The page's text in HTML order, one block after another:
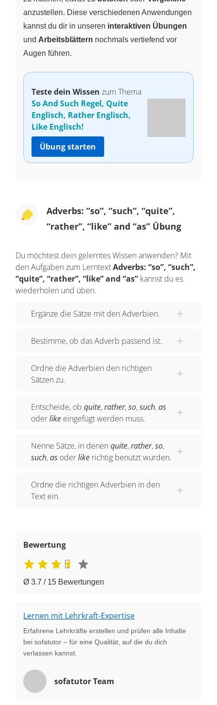
anzustellen. Diese verschiedenen Anwendungen
kannst du dir in unseren interaktiven Übungen
und Arbeitsblättern nochmals vertiefend vor
Augen führen.
Teste dein Wissen zum Thema
So And Such Regel, Quite
Englisch, Rather Englisch,
Like Englisch!
Übung starten
Adverbs: “so”, “such”, “quite”,
“rather”, “like” and “as” Übung
Du möchtest dein gelerntes Wissen anwenden? Mit
den Aufgaben zum LerntextAdverbs: “so”, “such”,
“quite”, “rather”, “like” and “as” kannst du es
wiederholen und üben.
Ergänze die Sätze mit den Adverbien.
Bestimme, ob das Adverb passend ist.
Ordne die Adverbien den richtigen
Sätzen zu.
Entscheide, ob quite,rather,so,such,as
oderlike eingefügt werden muss.
Nenne Sätze, in denen quite,rather,so,
such,as oderlike richtig benutzt wurden.
Ordne die richtigen Adverbien in den
Text ein.
Bewertung
Ø 3.7 / 15 Bewertungen
Lernen mit Lehrkraft-Expertise
Erfahrene Lehrkräfte erstellen und prüfen alle Inhalte
bei sofatutor – für eine Qualität, auf die du dich
verlassen kannst.
sofatutor Team